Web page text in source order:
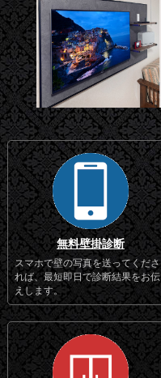
無料壁掛診断
スマホで壁の写真を送ってくださ
れば、最短即日で診断結果をお伝
えします。